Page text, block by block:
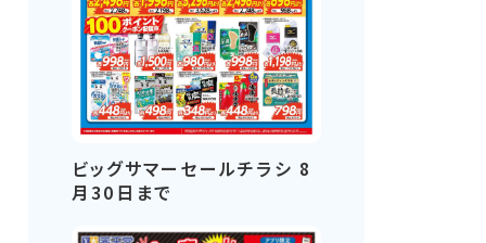
ビッグサマーセールチラシ 8
月30日まで